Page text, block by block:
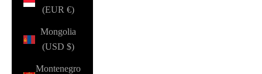
(EUR €)
Mongolia
(USD $)
Montenegro